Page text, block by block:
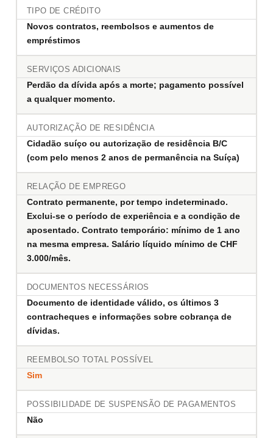
TIPO DE CRÉDITO
Novos contratos, reembolsos e aumentos de
empréstimos
SERVIÇOS ADICIONAIS
Perdão da dívida após a morte; pagamento possível
a qualquer momento.
AUTORIZAÇÃO DE RESIDÊNCIA
Cidadão suíço ou autorização de residência B/C
(com pelo menos 2 anos de permanência na Suíça)
RELAÇÃO DE EMPREGO
Contrato permanente, por tempo indeterminado.
Exclui-se o período de experiência e a condição de
aposentado. Contrato temporário: mínimo de 1 ano
na mesma empresa. Salário líquido mínimo de CHF
3.000/mês.
DOCUMENTOS NECESSÁRIOS
Documento de identidade válido, os últimos 3
contracheques e informações sobre cobrança de
dívidas.
REEMBOLSO TOTAL POSSÍVEL
Sim
POSSIBILIDADE DE SUSPENSÃO DE PAGAMENTOS
Não